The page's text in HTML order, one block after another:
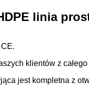
linia
klientów z całego
jest kompletna z